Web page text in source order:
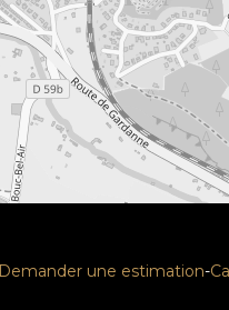
Demander une estimation-